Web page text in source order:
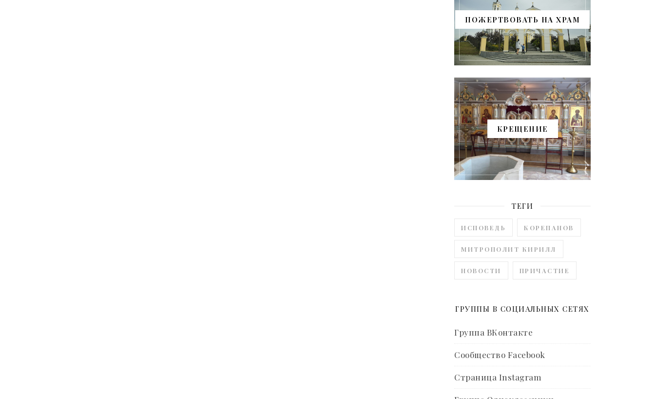
ПОЖЕРТВОВАТЬ НА ХРАМ
КРЕЩЕНИЕ
ТЕГИ
ИСПОВЕДЬ КОРЕПАНОВ
МИТРОПОЛИТ КИРИЛЛ
НОВОСТИ ПРИЧАСТИЕ
ГРУППЫ В СОЦИАЛЬНЫХ СЕТЯХ
Группа ВКонтакте
Сообщество Facebook
Страница Instagram